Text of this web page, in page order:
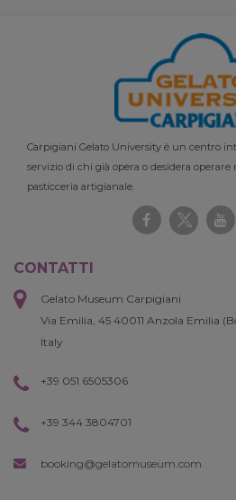
Carpigiani Gelato University è un centro
servizio di chi già opera o desidera operare
pasticceria artigianale.
CONTATTI
Gelato Museum Carpigiani
Via Emilia, 45 40011 Anzola Emilia
Italy
+39 051 6505306
+39 344 3804701
booking@gelatomuseum.com